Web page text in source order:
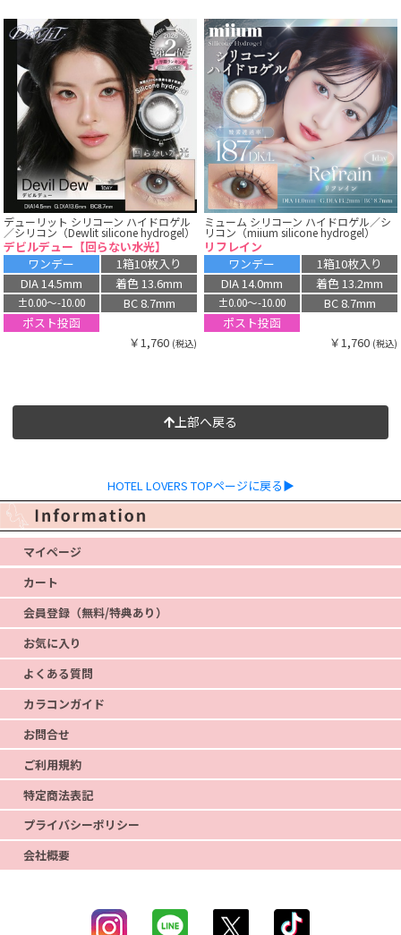
デューリット シリコーン ハイドロゲル
／シリコン（Dewlit silicone hydrogel）
デビルデュー【回らない水光】
ワンデー
1箱10枚入り
DIA 14.5mm
着色 13.6mm
±0.00〜-10.00
BC 8.7mm
ポスト投函
￥1,760 (税込)
ミューム シリコーン ハイドロゲル／シ
リコン（miium silicone hydrogel）
リフレイン
ワンデー
1箱10枚入り
DIA 14.0mm
着色 13.2mm
±0.00〜-10.00
BC 8.7mm
ポスト投函
￥1,760 (税込)
上部へ戻る
HOTEL LOVERS TOPページに戻る▶
マイページ
カート
会員登録（無料/特典あり）
お気に入り
よくある質問
カラコンガイド
お問合せ
ご利用規約
特定商法表記
プライバシーポリシー
会社概要